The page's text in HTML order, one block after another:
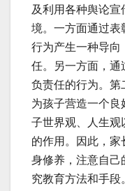
及利用各种舆论
境。一方面通过表
行为产生一种导向
任。另一方面，通
负责任的行为。第
为孩子营造一个
子世界观、人生观
的作用。因此，家
身修养，注意自己
究教育方法和手段